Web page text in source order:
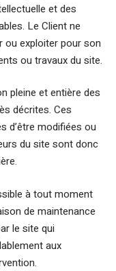
et des
Le Client ne
ou exploiter pour son
ou travaux du site.
pleine et entière des
décrites. Ces
d’être modifiées ou
du site sont donc
à tout moment
de maintenance
le site qui
aux